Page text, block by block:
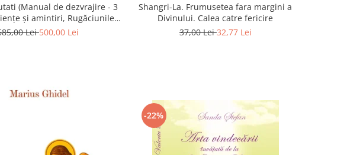
(Manual de dezvrajire - 3
și amintiri, Rugăciunile
de dimineata) - Marius
Lei500,00 Lei
Shangri-La. Frumusetea fara margini a
Divinului. Calea catre fericire
37,00 Lei32,77 Lei
-22%